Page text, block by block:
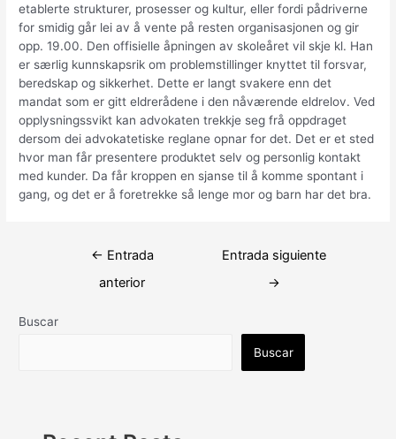
etablerte strukturer, prosesser og kultur, eller fordi pådriverne
for smidig går lei av å vente på resten organisasjonen og gir
opp. 19.00. Den offisielle åpningen av skoleåret vil skje kl. Han
er særlig kunnskapsrik om problemstillinger knyttet til forsvar,
beredskap og sikkerhet. Dette er langt svakere enn det
mandat som er gitt eldrerådene i den nåværende eldrelov. Ved
opplysningssvikt kan advokaten trekkje seg frå oppdraget
dersom dei advokatetiske reglane opnar for det. Det er et sted
hvor man får presentere produktet selv og personlig kontakt
med kunder. Da får kroppen en sjanse til å komme spontant i
gang, og det er å foretrekke så lenge mor og barn har det bra.
Navegación
← Entrada
anterior
Entrada siguiente
→
Buscar
Buscar